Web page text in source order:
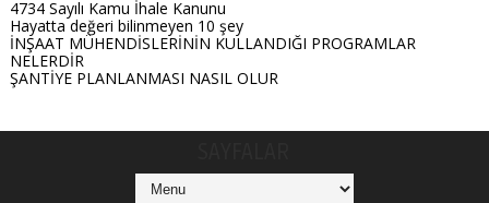
4734 Sayılı Kamu İhale Kanunu
Hayatta değeri bilinmeyen 10 şey
İNŞAAT MÜHENDİSLERİNİN KULLANDIĞI PROGRAMLAR
NELERDİR
ŞANTİYE PLANLANMASI NASIL OLUR